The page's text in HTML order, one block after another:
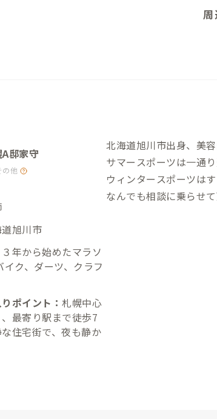
邸家守
の他
旭川市
３年から始めたマラソ
イク、ダーツ、クラフ
ポイント： 札幌中心
最寄り駅まで徒歩7
住宅街で、夜も静か
北海道旭川市出身、美容
サマースポーツは一通
ウィンタースポーツは
なんでも相談に乗らせ